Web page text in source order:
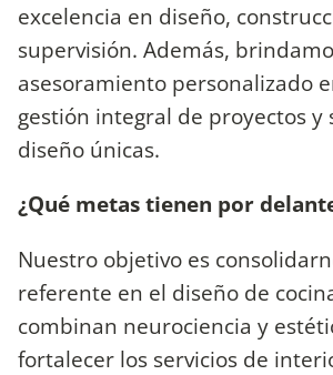
excelencia en diseño,
supervisión. Además,
asesoramiento personalizado
gestión integral de proyectos y
diseño únicas.
¿Qué metas tienen por
Nuestro objetivo es
referente en el diseño de
combinan neurociencia y
fortalecer los servicios de